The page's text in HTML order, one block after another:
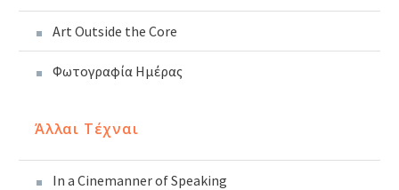
Art Outside the Core
Φωτογραφία Ημέρας
Άλλαι Τέχναι
In a Cinemanner of Speaking